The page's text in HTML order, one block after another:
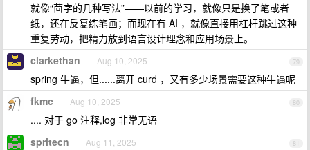
就像“茴字的几种写法”——以前的学习，就像只是换了笔或者
纸，还在反复练笔画；而现在有 AI ，就像直接用杠杆跳过这种
重复劳动，把精力放到语言设计理念和应用场景上。
79
clarkethan Aug 10, 2025
spring 牛逼，但......离开 curd ，又有多少场景需要这种牛逼呢
80
fkmc Aug 10, 2025
.... 对于 go 注释,log 非常无语
81
spritecn Aug 11, 2025